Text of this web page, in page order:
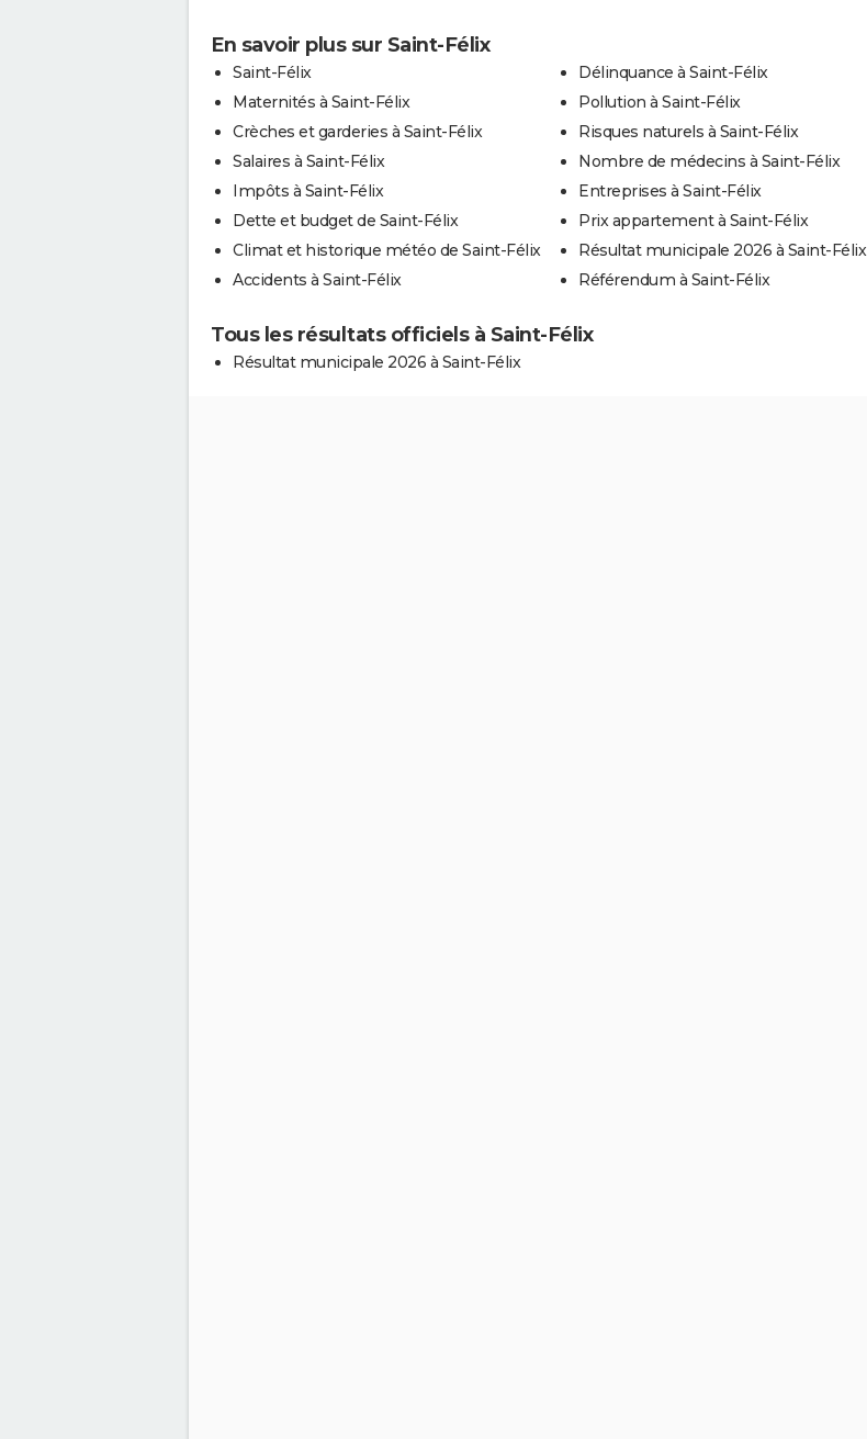
En savoir plus sur Saint-Félix
Saint-Félix
Maternités à Saint-Félix
Crèches et garderies à Saint-Félix
Salaires à Saint-Félix
Impôts à Saint-Félix
Dette et budget de Saint-Félix
Climat et historique météo de Saint-Félix
Accidents à Saint-Félix
Délinquance à Saint-Félix
Pollution à Saint-Félix
Risques naturels à Saint-Félix
Nombre de médecins à Saint-Félix
Entreprises à Saint-Félix
Prix appartement à Saint-Félix
Résultat municipale 2026 à Saint-Félix
Référendum à Saint-Félix
Tous les résultats officiels à Saint-Félix
Résultat municipale 2026 à Saint-Félix